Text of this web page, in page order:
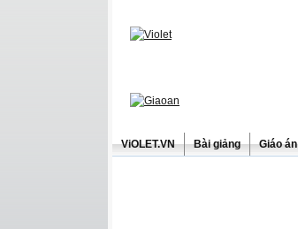
ViOLET.VN Bài giảng Giáo án